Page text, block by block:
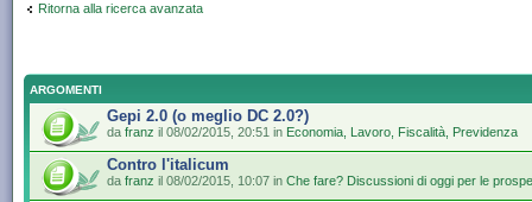
Ritorna alla ricerca avanzata
ARGOMENTI
Gepi 2.0 (o meglio DC 2.0?)
da franz il 08/02/2015, 20:51 in Economia, Lavoro, Fiscalità, Previdenza
Contro l'italicum
da franz il 08/02/2015, 10:07 in Che fare? Discussioni di oggi per le